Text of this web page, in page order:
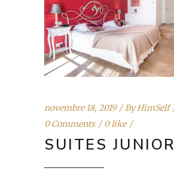
novembre 18, 2019 ByHimSelf
0 Comments
0 like
SUITES JUNIOR